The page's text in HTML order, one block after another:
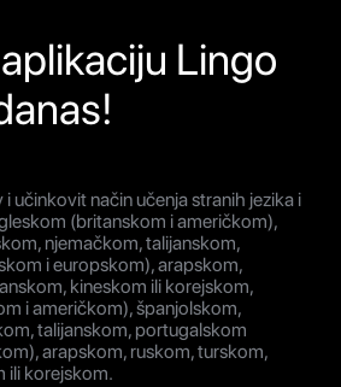
Lingo
i učinkovit način učenja stranih jezika i
(britanskom i američkom),
njemačkom, talijanskom,
i europskom), arapskom,
kineskom ili korejskom,
i američkom), španjolskom,
talijanskom, portugalskom
arapskom, ruskom, turskom,
ili korejskom.